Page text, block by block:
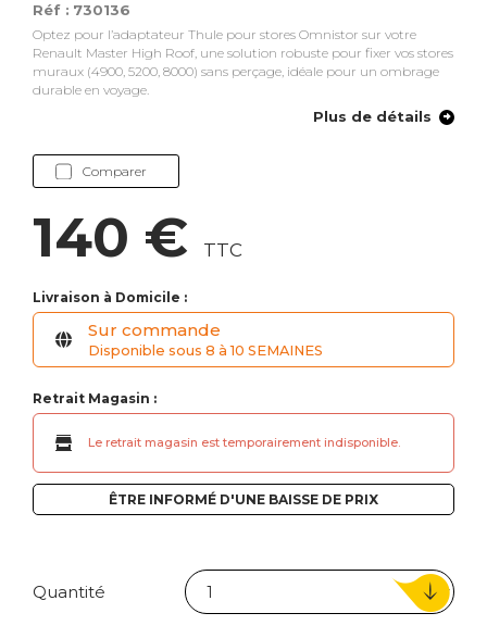
Réf : 730136
Optez pour l’adaptateur Thule pour stores Omnistor sur votre
Renault Master High Roof, une solution robuste pour fixer vos stores
muraux (4900, 5200, 8000) sans perçage, idéale pour un ombrage
durable en voyage.
Plus de détails
Comparer
140 € TTC
Livraison à Domicile :
Sur commande
Disponible sous 8 à 10 SEMAINES
Retrait Magasin :
Le retrait magasin est temporairement indisponible.
ÊTRE INFORMÉ D'UNE BAISSE DE PRIX
Quantité